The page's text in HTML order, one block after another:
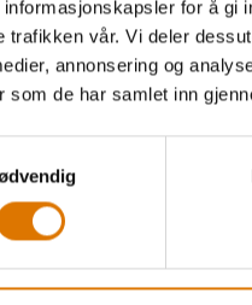
for å gi
trafikken vår. Vi deler
annonsering og
som de har samlet inn